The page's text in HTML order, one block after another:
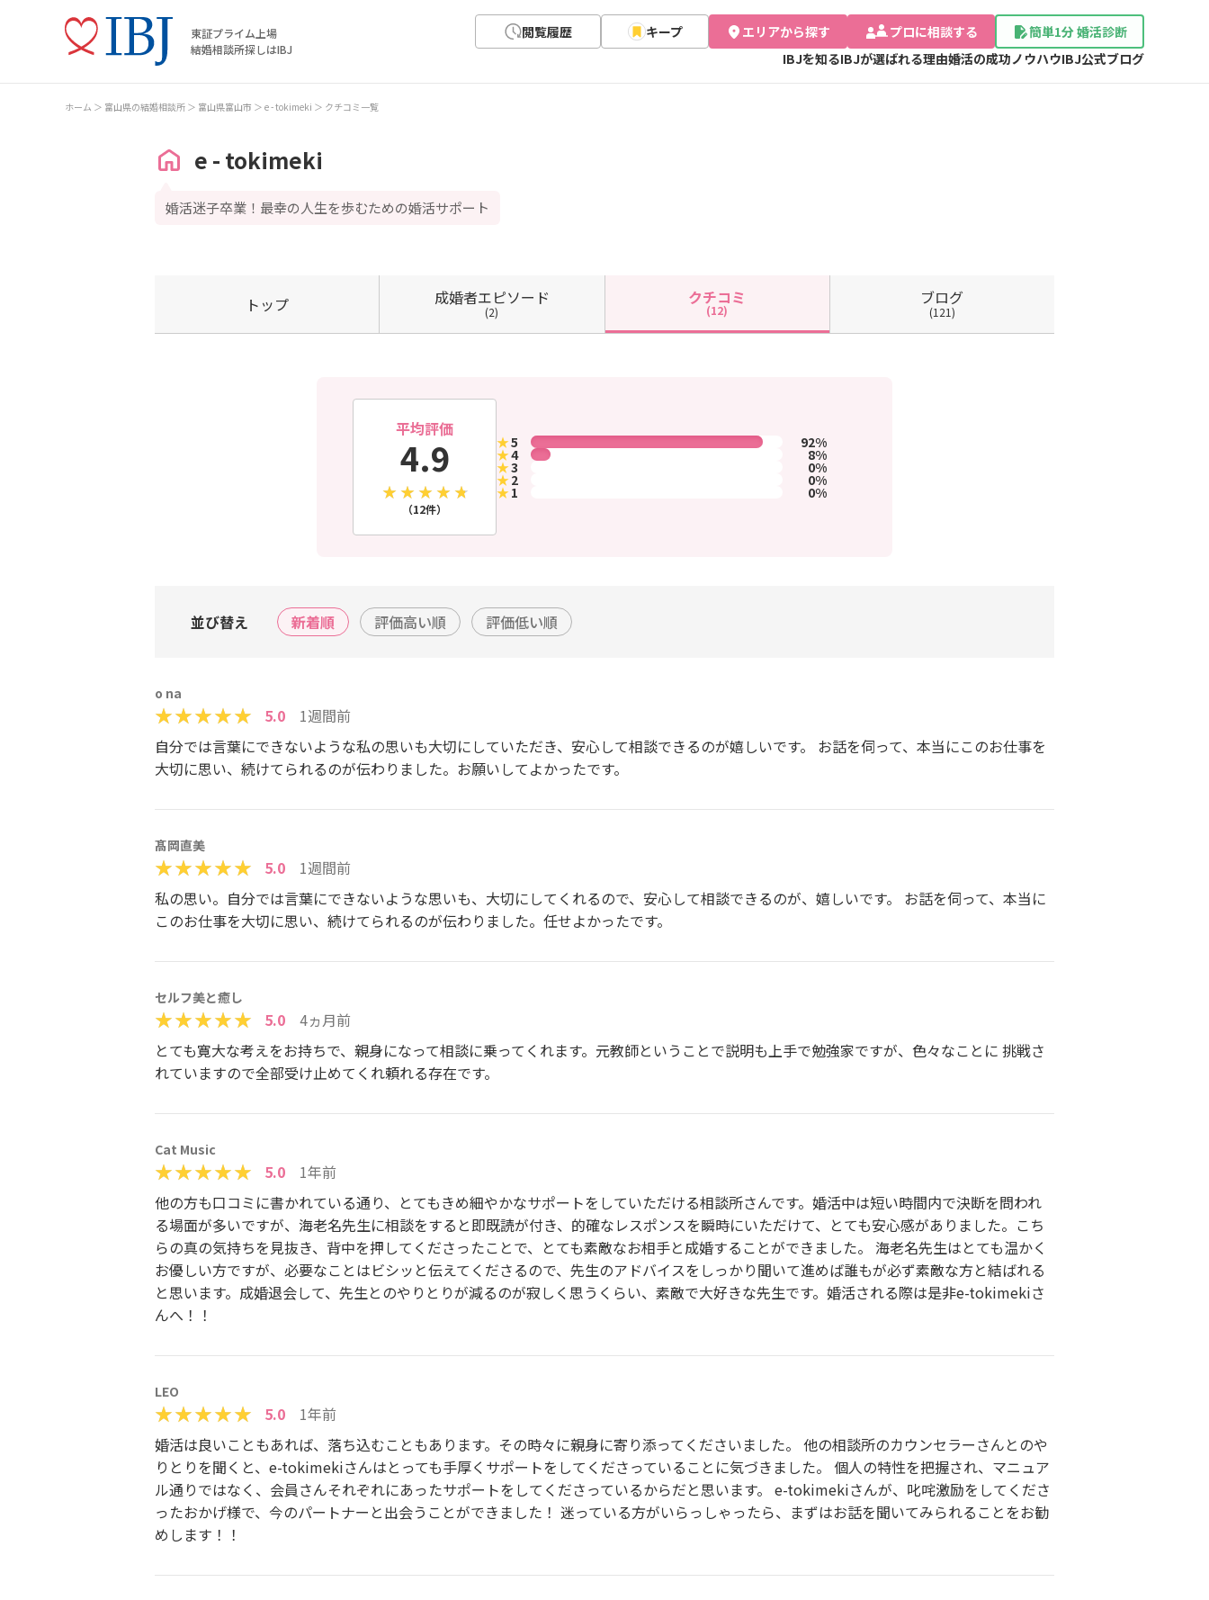
東証プライム上場
結婚相談所探しはIBJ
閲覧履歴 キープ エリアから探す プロに相談する
簡単1分 婚活診断
IBJを知るIBJが選ばれる理由婚活の成功ノウハウIBJ公式ブログ
ホーム 富山県の結婚相談所 富山県富山市 e - tokimeki クチコミ一覧
e - tokimeki
婚活迷子卒業！最幸の人生を歩むための婚活サポート
トップ 成婚者エピソード
(2)
クチコミ
(12)
ブログ
(121)
平均評価
4.9
（12件）
★5 92%
★4 8%
★3 0%
★ 2 0%
★ 1 0%
並び替え 新着順 評価高い順 評価低い順
o na
5.0
1週間前
自分では言葉にできないような私の思いも大切にしていただき、安心して相談できるのが嬉しいです。 お話を伺って、本当にこのお仕事を
大切に思い、続けてられるのが伝わりました。お願いしてよかったです。
髙岡直美
5.0
1週間前
私の思い。自分では言葉にできないような思いも、大切にしてくれるので、安心して相談できるのが、嬉しいです。 お話を伺って、本当に
このお仕事を大切に思い、続けてられるのが伝わりました。任せよかったです。
セルフ美と癒し
5.0
4ヵ月前
とても寛大な考えをお持ちで、親身になって相談に乗ってくれます。元教師ということで説明も上手で勉強家ですが、色々なことに 挑戦さ
れていますので全部受け止めてくれ頼れる存在です。
Cat Music
5.0
1年前
他の方も口コミに書かれている通り、とてもきめ細やかなサポートをしていただける相談所さんです。婚活中は短い時間内で決断を問われ
る場面が多いですが、海老名先生に相談をすると即既読が付き、的確なレスポンスを瞬時にいただけて、とても安心感がありました。こち
らの真の気持ちを見抜き、背中を押してくださったことで、とても素敵なお相手と成婚することができました。 海老名先生はとても温かく
お優しい方ですが、必要なことはビシッと伝えてくださるので、先生のアドバイスをしっかり聞いて進めば誰もが必ず素敵な方と結ばれる
と思います。成婚退会して、先生とのやりとりが減るのが寂しく思うくらい、素敵で大好きな先生です。婚活される際は是非e-tokimekiさ
んへ！！
LEO
5.0
1年前
婚活は良いこともあれば、落ち込むこともあります。その時々に親身に寄り添ってくださいました。 他の相談所のカウンセラーさんとのや
りとりを聞くと、e-tokimekiさんはとっても手厚くサポートをしてくださっていることに気づきました。 個人の特性を把握され、マニュア
ル通りではなく、会員さんそれぞれにあったサポートをしてくださっているからだと思います。 e-tokimekiさんが、叱咤激励をしてくださ
ったおかげ様で、今のパートナーと出会うことができました！ 迷っている方がいらっしゃったら、まずはお話を聞いてみられることをお勧
めします！！